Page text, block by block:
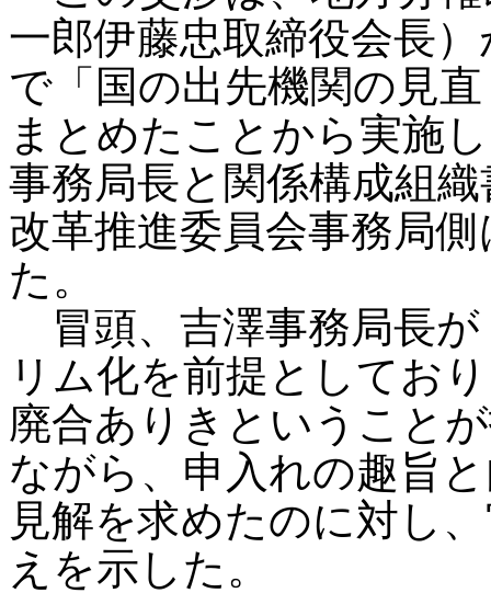
一郎伊藤忠取締役会長
で「国の出先機関の見
まとめたことから実施
事務局長と関係構成組
改革推進委員会事務局
た。
冒頭、吉澤事務局長が
リム化を前提としてお
廃合ありきということ
ながら、申入れの趣旨
見解を求めたのに対し
えを示した。